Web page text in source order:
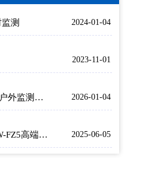
测 2024-01-04
2023-11-01
便携式大气检测仪选哪个品牌？户外监测优选 2026-01-04
景区公园负氧离子监测设备：TW-FZ5高端大屏监测站 2025-06-05